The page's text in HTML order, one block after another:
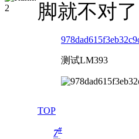
脚就不对了
测试LM393
TOP
7#